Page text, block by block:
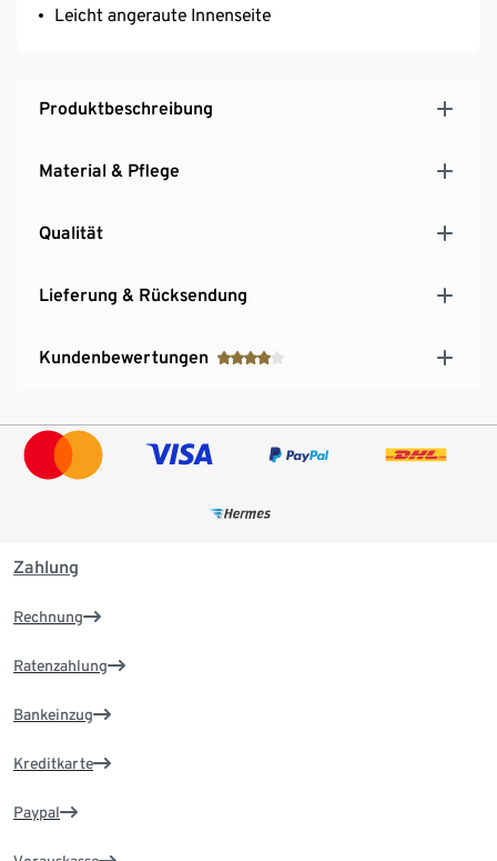
Leicht angeraute Innenseite
Produktbeschreibung
Material & Pflege
Qualität
Lieferung & Rücksendung
Kundenbewertungen
Zahlung
Rechnung
Ratenzahlung
Bankeinzug
Kreditkarte
Paypal